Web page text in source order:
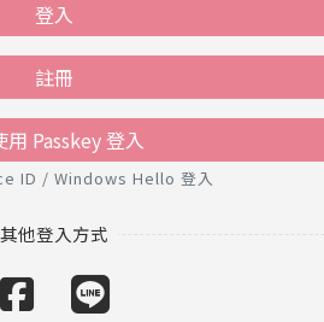
登入
註冊
Passkey 登入
ID / Windows Hello 登入